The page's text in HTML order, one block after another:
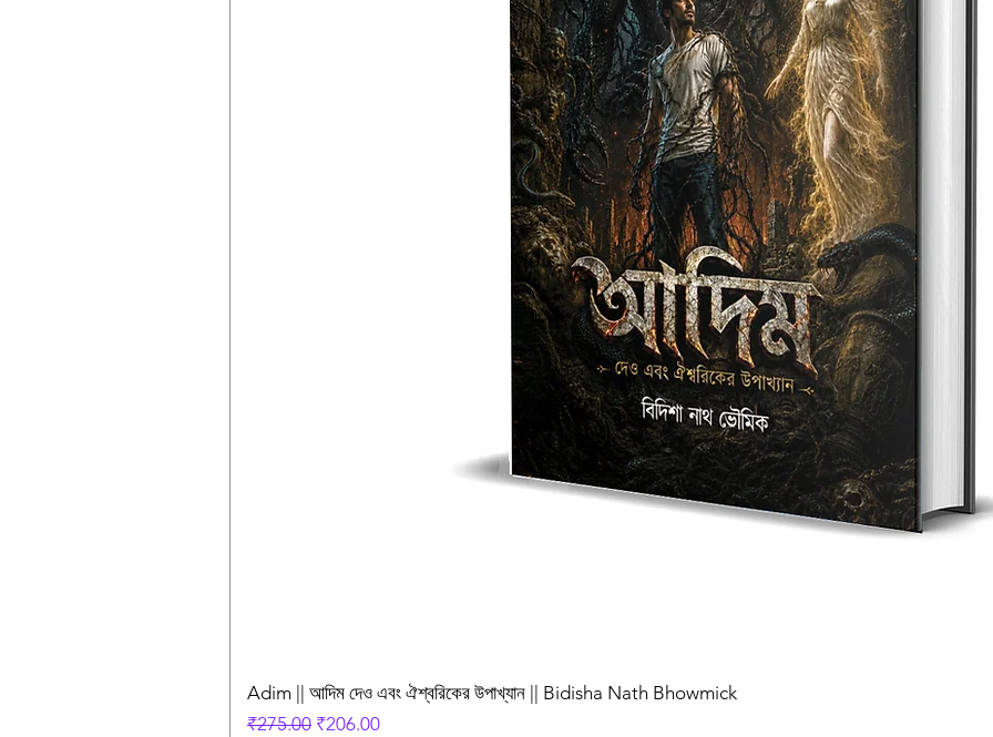
Adim || আদিম দেও এবং ঐশ্বরিকের উপাখ্যান || Bidisha Nath Bhowmick
Regular Price
₹275.00 Sale Price
₹206.00